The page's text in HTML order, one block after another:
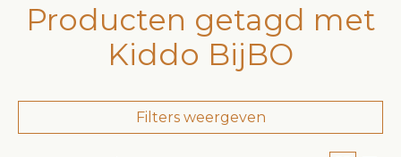
Producten getagd met
Kiddo BijBO
Filters weergeven